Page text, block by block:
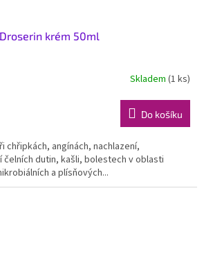
Droserin krém 50ml
Skladem (1 ks)
Do košíku
chřipkách, angínách, nachlazení,
čelních dutin, kašli, bolestech v oblasti
a plísňových...